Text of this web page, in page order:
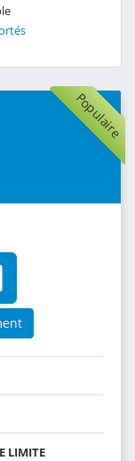
Populaire
LIMITE